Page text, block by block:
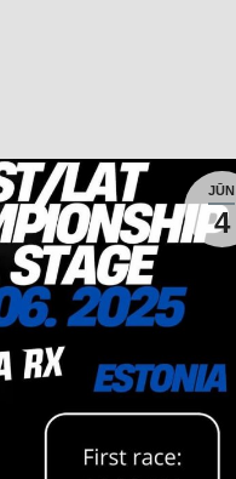
JŪN
4